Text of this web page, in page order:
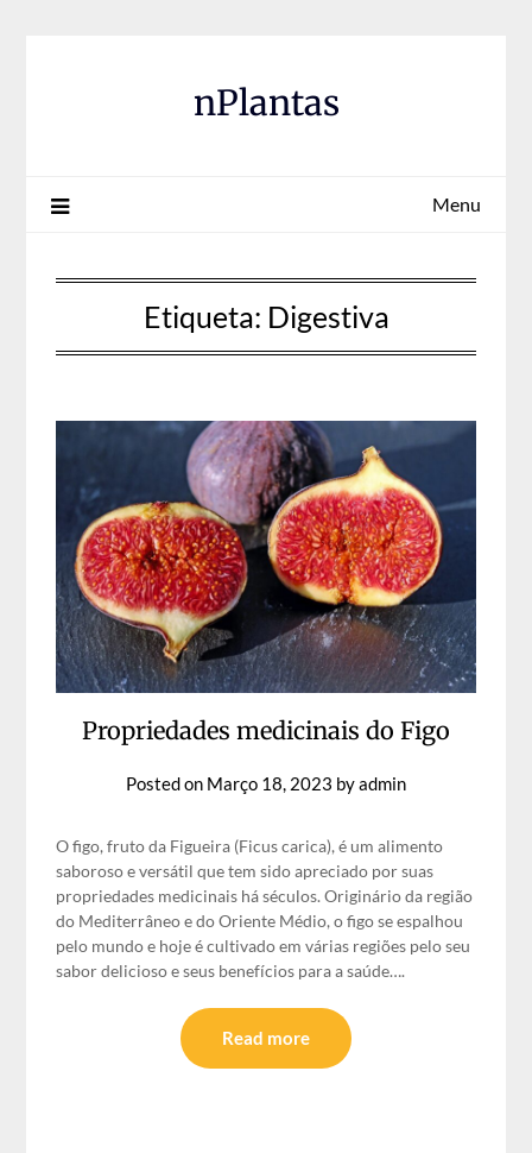
nPlantas
Menu
Etiqueta: Digestiva
Propriedades medicinais do Figo
Posted on Março 18, 2023 byadmin
O figo, fruto da Figueira (Ficus carica), é um alimento
saboroso e versátil que tem sido apreciado por suas
propriedades medicinais há séculos. Originário da região
do Mediterrâneo e do Oriente Médio, o figo se espalhou
pelo mundo e hoje é cultivado em várias regiões pelo seu
sabor delicioso e seus benefícios para a saúde….
Read more